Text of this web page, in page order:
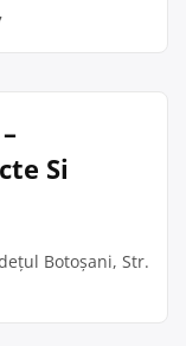
Si
Botoșani, Str.